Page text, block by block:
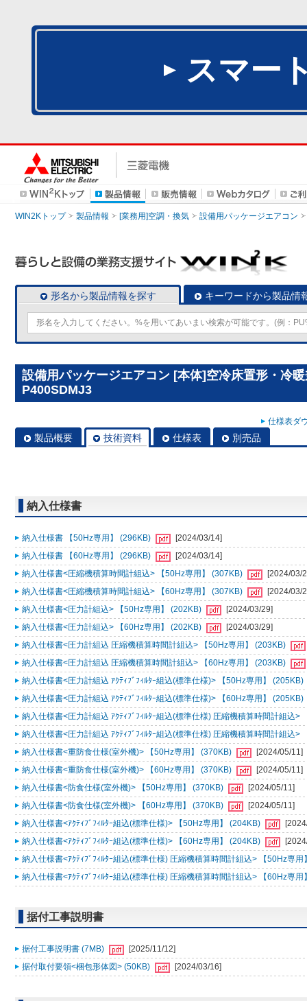
スマー
WIN2Kトップ 製品情報 [業務用]空調・換気 設備用パッケージエアコン
形名から製品情報を探す キーワードから製品情
設備用パッケージエアコン [本体]空冷床置形・冷
P400SDMJ3
仕様表ダ
製品概要 技術資料 仕様表 別売品
納入仕様書
納入仕様書 【50Hz専用】 (296KB)
[2024/03/14]
納入仕様書 【60Hz専用】 (296KB)
[2024/03/14]
納入仕様書<圧縮機積算時間計組込> 【50Hz専用】 (307KB)
[2024/03/
納入仕様書<圧縮機積算時間計組込> 【60Hz専用】 (307KB)
[2024/03/
納入仕様書<圧力計組込> 【50Hz専用】 (202KB)
[2024/03/29]
納入仕様書<圧力計組込> 【60Hz専用】 (202KB)
[2024/03/29]
納入仕様書<圧力計組込 圧縮機積算時間計組込> 【50Hz専用】 (203KB)
納入仕様書<圧力計組込 圧縮機積算時間計組込> 【60Hz専用】 (203KB)
納入仕様書<圧力計組込 ｱｸﾃｨﾌﾞﾌｨﾙﾀｰ組込(標準仕様)> 【50Hz専用】 (205KB)
納入仕様書<圧力計組込 ｱｸﾃｨﾌﾞﾌｨﾙﾀｰ組込(標準仕様)> 【60Hz専用】 (205KB)
納入仕様書<圧力計組込 ｱｸﾃｨﾌﾞﾌｨﾙﾀｰ組込(標準仕様) 圧縮機積算時間計組込
納入仕様書<圧力計組込 ｱｸﾃｨﾌﾞﾌｨﾙﾀｰ組込(標準仕様) 圧縮機積算時間計組込
納入仕様書<重防食仕様(室外機)> 【50Hz専用】 (370KB)
[2024/05/11]
納入仕様書<重防食仕様(室外機)> 【60Hz専用】 (370KB)
[2024/05/11]
納入仕様書<防食仕様(室外機)> 【50Hz専用】 (370KB)
[2024/05/11]
納入仕様書<防食仕様(室外機)> 【60Hz専用】 (370KB)
[2024/05/11]
納入仕様書<ｱｸﾃｨﾌﾞﾌｨﾙﾀｰ組込(標準仕様)> 【50Hz専用】 (204KB)
納入仕様書<ｱｸﾃｨﾌﾞﾌｨﾙﾀｰ組込(標準仕様)> 【60Hz専用】 (204KB)
納入仕様書<ｱｸﾃｨﾌﾞﾌｨﾙﾀｰ組込(標準仕様) 圧縮機積算時間計組込> 【50Hz専
納入仕様書<ｱｸﾃｨﾌﾞﾌｨﾙﾀｰ組込(標準仕様) 圧縮機積算時間計組込> 【60Hz専
据付工事説明書
据付工事説明書 (7MB)
[2025/11/12]
据付取付要領<梱包形体図> (50KB)
[2024/03/16]